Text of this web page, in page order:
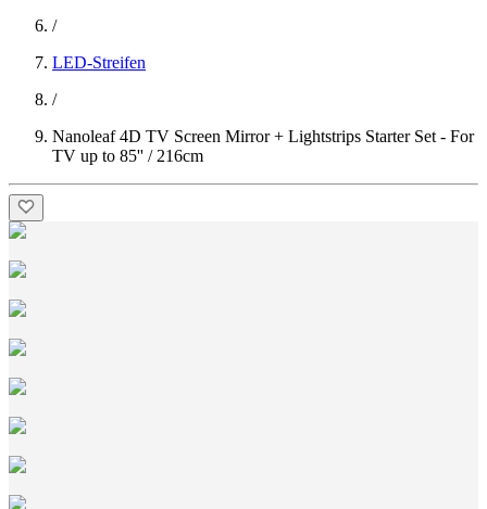
/
LED-Streifen
/
Nanoleaf 4D TV Screen Mirror + Lightstrips Starter Set - For
TV up to 85'' / 216cm